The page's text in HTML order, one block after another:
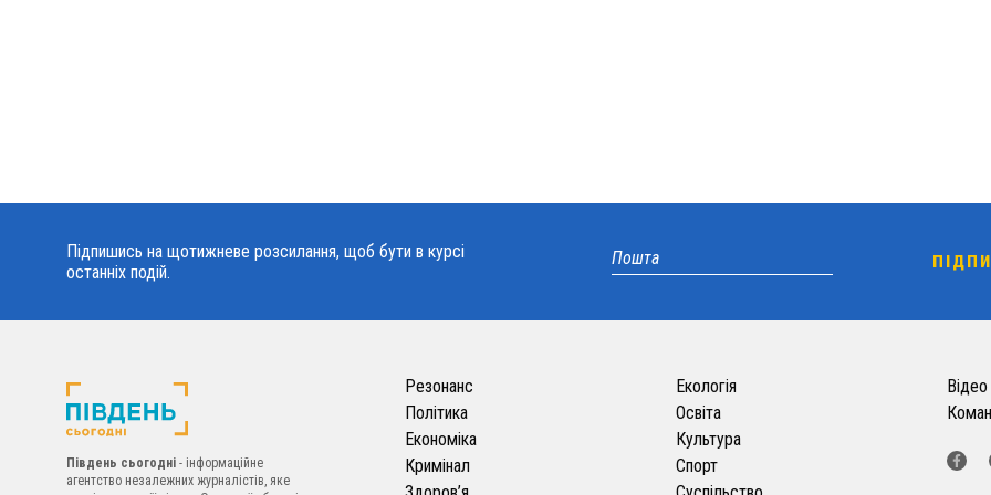
Підпишись на щотижневе розсилання, щоб бути в курсі
останніх подій.
Південь сьогодні - інформаційне
агентство незалежних журналістів, яке
Резонанс
Політика
Економіка
Кримінал
Екологія
Освіта
Культура
Спорт
Відео